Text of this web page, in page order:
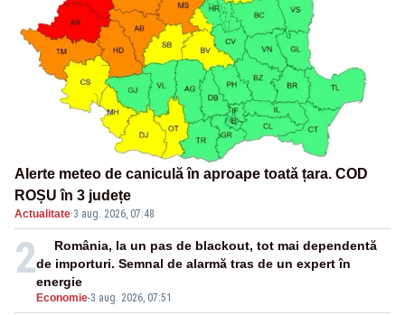
Alerte meteo de caniculă în aproape toată țara. COD
ROȘU în 3 județe
Actualitate·3 aug. 2026, 07:48
2
Economie-3 aug. 2026, 07:51
România, la un pas de blackout, tot mai dependentă
de importuri. Semnal de alarmă tras de un expert în
energie